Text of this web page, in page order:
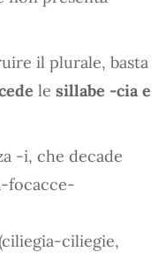
il plurale, basta
le sillabe -cia e
-i, che decade
focacce-
ciliegie,